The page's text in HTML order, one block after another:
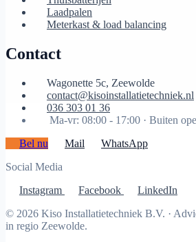
Laadpalen
Meterkast & load balancing
Contact
Wagonette 5c, Zeewolde
contact@kisoinstallatietechniek.nl
036 303 01 36
Ma-vr: 08:00 - 17:00 · Buiten
Bel nu
Mail
WhatsApp
Social Media
Instagram
Facebook
LinkedIn
© 2026 Kiso Installatietechniek B.V. ·
in regio Zeewolde.